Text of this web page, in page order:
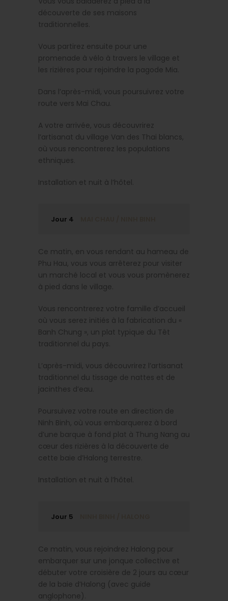
découverte de ses maisons
traditionnelles.
Vous partirez ensuite pour une
promenade à vélo à travers le village et
les rizières pour rejoindre la pagode Mia.
Dans l’après-midi, vous poursuivrez votre
route vers Mai Chau.
A votre arrivée, vous découvrirez
l’artisanat du village Van des Thai blancs,
où vous rencontrerez les populations
ethniques.
Installation et nuit à l’hôtel.
Jour 4
Ce matin, en vous rendant au hameau de
Phu Hau, vous vous arrêterez pour visiter
un marché local et vous vous promènerez
à pied dans le village.
Vous rencontrerez votre famille d’accueil
où vous serez initiés à la fabrication du «
Banh Chung », un plat typique du Têt
traditionnel du pays.
L’après-midi, vous découvrirez l’artisanat
traditionnel du tissage de nattes et de
jacinthes d’eau.
Poursuivez votre route en direction de
Ninh Binh, où vous embarquerez à bord
d’une barque à fond plat à Thung Nang au
cœur des rizières à la découverte de
cette baie d’Halong terrestre.
Installation et nuit à l’hôtel.
Jour 5
Ce matin, vous rejoindrez Halong pour
embarquer sur une jonque collective et
débuter votre croisière de 2 jours au cœur
de la baie d’Halong (avec guide
anglophone).